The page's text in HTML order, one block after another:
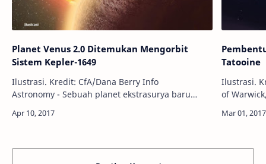
Planet Venus 2.0 Ditemukan Mengorbit
Sistem Kepler-1649
Ilustrasi. Kredit: CfA/Dana Berry Info
Astronomy - Sebuah planet ekstrasurya baru
sebuah bintang kerdil merah yang berjarak …
Tatooine
Ilustrasi.
of